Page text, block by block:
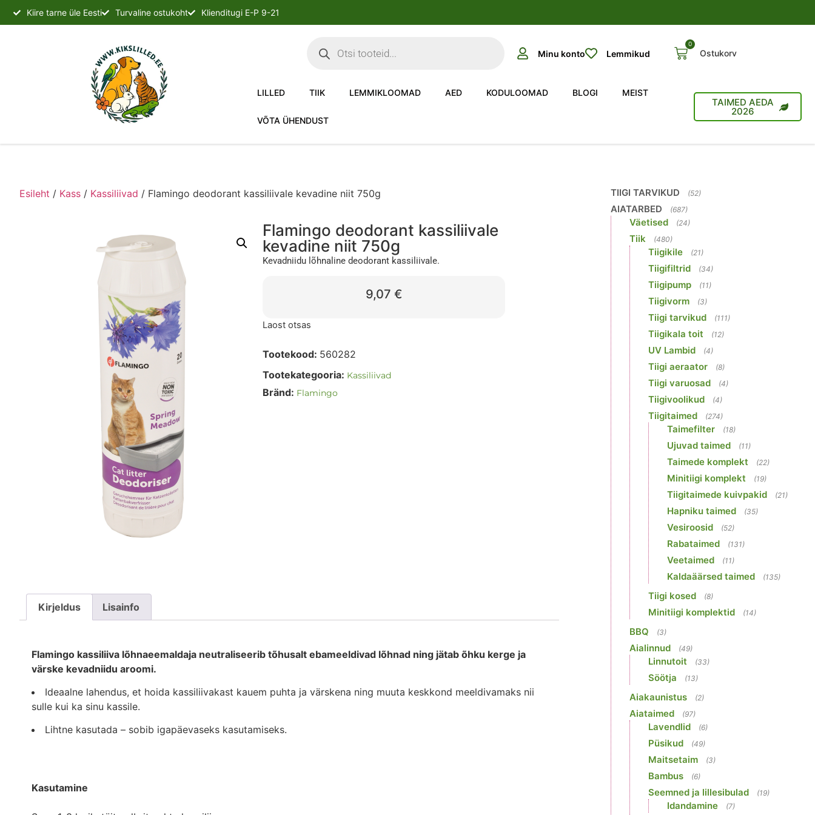
Kiire tarne üle Eesti Turvaline ostukoht Klienditugi E-P 9-21
Minu konto Lemmikud
0
Ostukorv
LILLED TIIK LEMMIKLOOMAD AED KODULOOMAD BLOGI MEIST
VÕTA ÜHENDUST
TAIMED AEDA
2026
Esileht / Kass / Kassiliivad / Flamingo deodorant kassiliivale kevadine niit 750g
Flamingo deodorant kassiliivale
kevadine niit 750g
Kevadniidu lõhnaline deodorant kassiliivale.
9,07 €
Laost otsas
Tootekood: 560282
Tootekategooria: Kassiliivad
Bränd: Flamingo
Kirjeldus Lisainfo
Flamingo kassiliiva lõhnaeemaldaja neutraliseerib tõhusalt ebameeldivad lõhnad ning jätab õhku kerge ja
värske kevadniidu aroomi.
Ideaalne lahendus, et hoida kassiliivakast kauem puhta ja värskena ning muuta keskkond meeldivamaks nii
sulle kui ka sinu kassile.
Lihtne kasutada – sobib igapäevaseks kasutamiseks.
Kasutamine
TIIGI TARVIKUD (52)
AIATARBED (687)
Väetised (24)
Tiik (480)
Tiigikile (21)
Tiigifiltrid (34)
Tiigipump (11)
Tiigivorm (3)
Tiigi tarvikud (111)
Tiigikala toit (12)
UV Lambid (4)
Tiigi aeraator (8)
Tiigi varuosad (4)
Tiigivoolikud (4)
Tiigitaimed (274)
Taimefilter (18)
Ujuvad taimed (11)
Taimede komplekt (22)
Minitiigi komplekt (19)
Tiigitaimede kuivpakid (21)
Hapniku taimed (35)
Vesiroosid (52)
Rabataimed (131)
Veetaimed (11)
Kaldaäärsed taimed (135)
Tiigi kosed (8)
Minitiigi komplektid (14)
BBQ (3)
Aialinnud (49)
Linnutoit (33)
Söötja (13)
Aiakaunistus (2)
Aiataimed (97)
Lavendlid (6)
Püsikud (49)
Maitsetaim (3)
Bambus (6)
Seemned ja lillesibulad (19)
Idandamine (7)